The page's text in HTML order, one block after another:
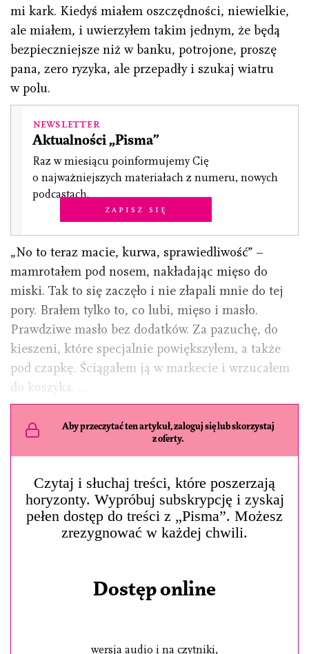
mi kark. Kiedyś miałem oszczędności, niewielkie,
ale miałem, i uwierzyłem takim jednym, że będą
bezpieczniejsze niż w banku, potrojone, proszę
pana, zero ryzyka, ale przepadły i szukaj wiatru
w polu.
Newsletter
Aktualności „Pisma”
Raz w miesiącu poinformujemy Cię
o najważniejszych materiałach z numeru, nowych
podcastach.
Zapisz się
„No to teraz macie, kurwa, sprawiedliwość” –
mamrotałem pod nosem, nakładając mięso do
miski. Tak to się zaczęło i nie złapali mnie do tej
pory. Brałem tylko to, co lubi, mięso i masło.
Prawdziwe masło bez dodatków. Za pazuchę, do
kieszeni, które specjalnie powiększyłem, a także
pod czapkę. Ściągałem ją w markecie i wrzucałem
do koszyka. …
Aby przeczytać ten artykuł, zaloguj się lub skorzystaj
z oferty.
Czytaj i słuchaj treści, które poszerzają
horyzonty. Wypróbuj subskrypcję i zyskaj
pełen dostęp do treści z „Pisma”. Możesz
zrezygnować w każdej chwili.
Dostęp online
wersja audio i na czytniki,